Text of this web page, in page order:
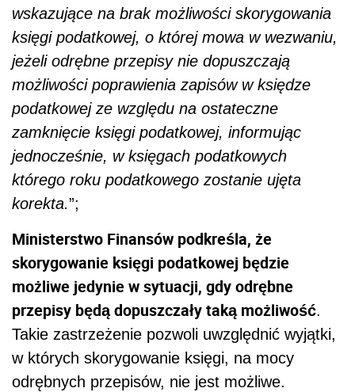
wskazujące na brak możliwości skorygowania
księgi podatkowej, o której mowa w wezwaniu,
jeżeli odrębne przepisy nie dopuszczają
możliwości poprawienia zapisów w księdze
podatkowej ze względu na ostateczne
zamknięcie księgi podatkowej, informując
jednocześnie, w księgach podatkowych
którego roku podatkowego zostanie ujęta
korekta.”;
Ministerstwo Finansów podkreśla, że
skorygowanie księgi podatkowej będzie
możliwe jedynie w sytuacji, gdy odrębne
przepisy będą dopuszczały taką możliwość.
Takie zastrzeżenie pozwoli uwzględnić wyjątki,
w których skorygowanie księgi, na mocy
odrębnych przepisów, nie jest możliwe.